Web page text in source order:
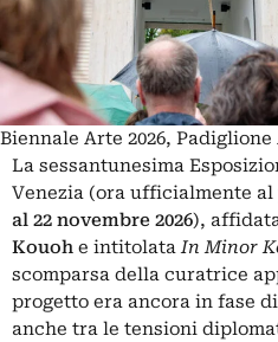
Biennale Arte 2026,
La sessantunesima
Venezia (ora ufficialmente
al 22 novembre 2026),
Kouoh e intitolataIn Minor
scomparsa della curatrice
progetto era ancora in fase
anche tra le tensioni